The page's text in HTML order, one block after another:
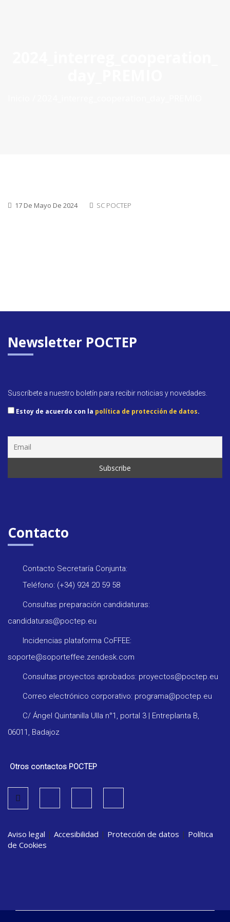
17 De Mayo De 2024 SC POCTEP
Newsletter POCTEP
Suscríbete a nuestro boletín para recibir noticias y novedades.
Estoy de acuerdo con la política de protección de datos.
Contacto
Contacto Secretaría Conjunta:
Teléfono: (+34) 924 20 59 58
Consultas preparación candidaturas:
candidaturas@poctep.eu
Incidencias plataforma CoFFEE:
soporte@soporteffee.zendesk.com
Consultas proyectos aprobados: proyectos@poctep.eu
Correo electrónico corporativo: programa@poctep.eu
C/ Ángel Quintanilla Ulla n°1, portal 3 | Entreplanta B,
06011, Badajoz
Otros contactos POCTEP
Aviso legal | Accesibilidad | Protección de datos | Política
de Cookies